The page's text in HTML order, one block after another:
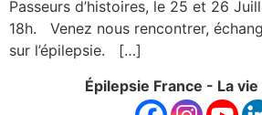
Passeurs d’histoires, le 25 et 26
18h. Venez nous rencontrer,
sur l’épilepsie. […]
Épilepsie France - La